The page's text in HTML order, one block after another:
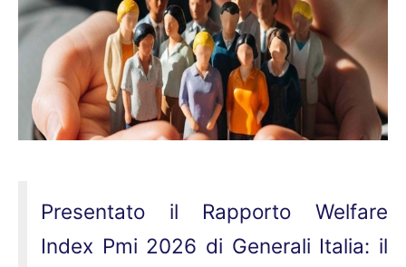
Presentato il Rapporto Welfare
Index Pmi 2026 di Generali Italia: il